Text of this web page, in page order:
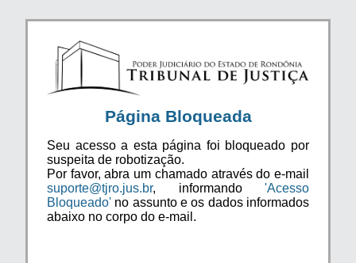
Página Bloqueada
Seu acesso a esta página foi bloqueado por
suspeita de robotização.
Por favor, abra um chamado através do e-mail
suporte@tjro.jus.br, informando 'Acesso
Bloqueado' no assunto e os dados informados
abaixo no corpo do e-mail.